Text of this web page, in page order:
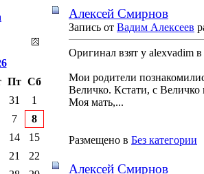
Алексей Смирнов
Запись от Вадим Алексеев
Оригинал взят у alexvadim
Мои родители
Величко. Кстати, с Величко
Моя мать,...
Размещено в Без категории
Алексей Смирнов
Пт Сб
31
1
7
8
14
15
21
22